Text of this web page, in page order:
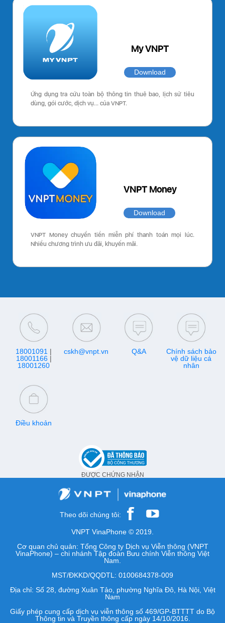
My VNPT
Download
Ứng dụng tra cứu toàn bộ thông tin thuê bao, lịch sử tiêu
dùng, gói cước, dịch vụ… của VNPT.
VNPT Money
Download
VNPT Money chuyển tiền miễn phí thanh toán mọi lúc.
Nhiều chương trình ưu đãi, khuyến mãi.
18001091 |
18001166|
18001260
cskh@vnpt.vn Q&A
Chính sách bảo
vệ dữ liệu cá
nhân
Điều khoản
ĐƯỢC CHỨNG NHẬN
Theo dõi chúng tôi:
VNPT VinaPhone © 2019.
Cơ quan chủ quản: Tổng Công ty Dịch vụ Viễn thông (VNPT
VinaPhone) – chi nhánh Tập đoàn Bưu chính Viễn thông Việt
Nam.
MST/ĐKKD/QQDTL: 0100684378-009
Địa chỉ: Số 28, đường Xuân Tảo, phường Nghĩa Đô, Hà Nội, Việt
Nam
Giấy phép cung cấp dịch vụ viễn thông số 469/GP-BTTTT do Bộ
Thông tin và Truyền thông cấp ngày 14/10/2016.